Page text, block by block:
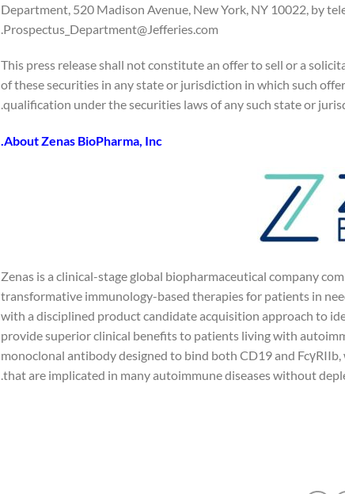
Department, 520 Madison Avenue, New York, NY 10022, by
Prospectus_Department@Jefferies.com.
This press release shall not constitute an offer to sell or a
of these securities in any state or jurisdiction in which such
qualification under the securities laws of any such state or
About Zenas BioPharma, Inc.
Zenas is a clinical-stage global biopharmaceutical company
transformative immunology-based therapies for patients in
with a disciplined product candidate acquisition approach to
provide superior clinical benefits to patients living with
monoclonal antibody designed to bind both CD19 and
that are implicated in many autoimmune diseases without